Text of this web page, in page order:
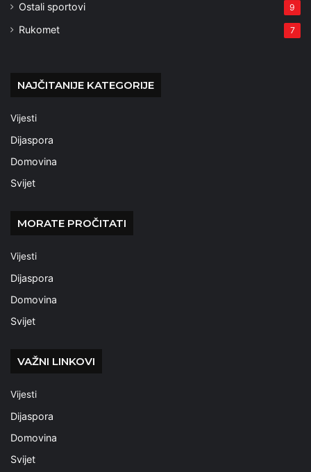
Ostali sportovi 9
Rukomet 7
NAJČITANIJE KATEGORIJE
Vijesti
Dijaspora
Domovina
Svijet
MORATE PROČITATI
Vijesti
Dijaspora
Domovina
Svijet
VAŽNI LINKOVI
Vijesti
Dijaspora
Domovina
Svijet